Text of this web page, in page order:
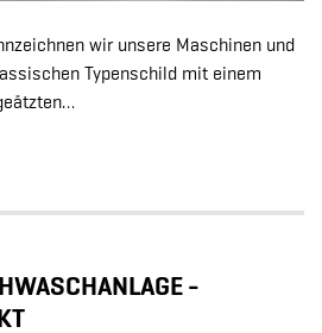
wir unsere Maschinen und
Typenschild mit einem
-